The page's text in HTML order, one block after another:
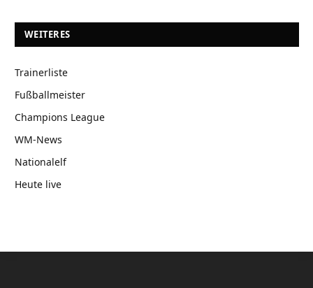
WEITERES
Trainerliste
Fußballmeister
Champions League
WM-News
Nationalelf
Heute live